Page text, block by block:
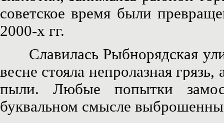
советское время были
2000-х гг.
Славилась Рыбнорядская
весне стояла непролазная
пыли. Любые попытки
буквальном смысле